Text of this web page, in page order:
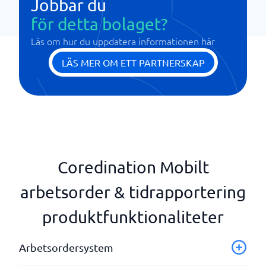
Jobbar du
för detta bolaget?
Läs om hur du uppdatera informationen här
LÄS MER OM ETT PARTNERSKAP
Coredination Mobilt
arbetsorder & tidrapportering
produktfunktionaliteter
Arbetsordersystem